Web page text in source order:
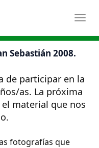
Sebastián 2008.
de participar en la
as. La próxima
material que nos
fotografías que